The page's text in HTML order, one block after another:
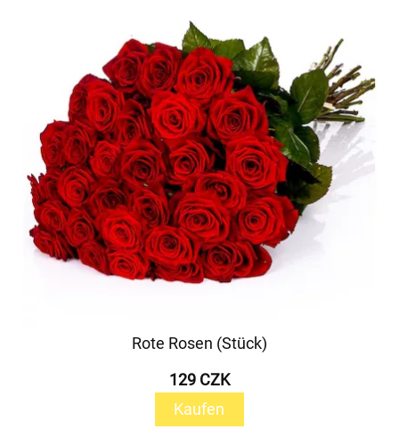
Rote Rosen (Stück)
129 CZK
Kaufen